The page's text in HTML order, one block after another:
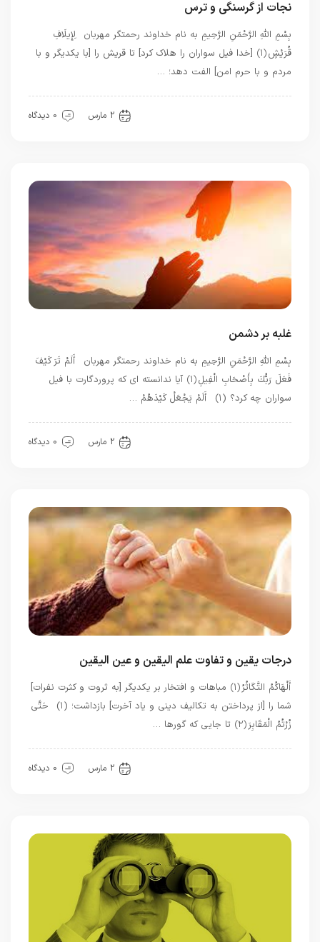
نجات از گرسنگی و ترس
بِسْمِ اللَّهِ الرَّحْمَنِ الرَّحِيمِ به نام خداوند رحمتگر مهربان لِإِيلَافِ
قُرَيْشٍ ﴿۱﴾ [خدا فیل سواران را هلاک کرد] تا قریش را [با یکدیگر و با
مردم و با حرم امن] الفت دهد؛ …
2 مارس 0 دیدگاه
غلبه بر دشمن
بِسْمِ اللَّهِ الرَّحْمَنِ الرَّحِيمِ به نام خداوند رحمتگر مهربان أَلَمْ تَرَ كَيْفَ
فَعَلَ رَبُّكَ بِأَصْحَابِ الْفِيلِ ﴿۱﴾ آیا ندانسته ای که پروردگارت با فیل
سواران چه کرد؟ (۱) أَلَمْ يَجْعَلْ كَيْدَهُمْ …
2 مارس 0 دیدگاه
درجات یقین و تفاوت علم الیقین و عین الیقین
أَلْهَاكُمُ التَّكَاثُرُ ﴿۱﴾ مباهات و افتخار بر یکدیگر [به ثروت و کثرت نفرات]
شما را [از پرداختن به تکالیف دینی و یاد آخرت] بازداشت؛ (۱) حَتَّى
زُرْتُمُ الْمَقَابِرَ ﴿۲﴾ تا جایی که گورها …
2 مارس 0 دیدگاه